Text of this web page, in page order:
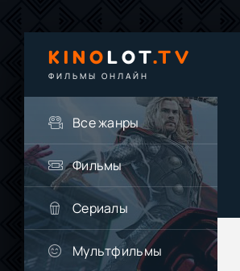
KINOLOT.TV
ФИЛЬМЫ ОНЛАЙН
Все жанры
Фильмы
Сериалы
Мультфильмы